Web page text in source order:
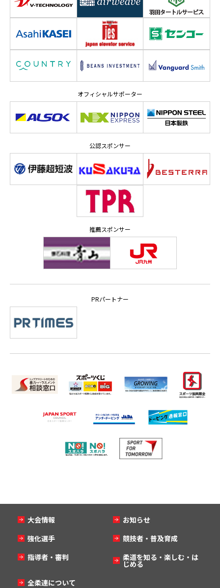
オフィシャルサポーター
公認スポンサー
推薦スポンサー
PRパートナー
大会情報
お知らせ
強化選手
競技者・普及育成
指導者・審判
柔道を知る・楽しむ・は
じめる
全柔連について